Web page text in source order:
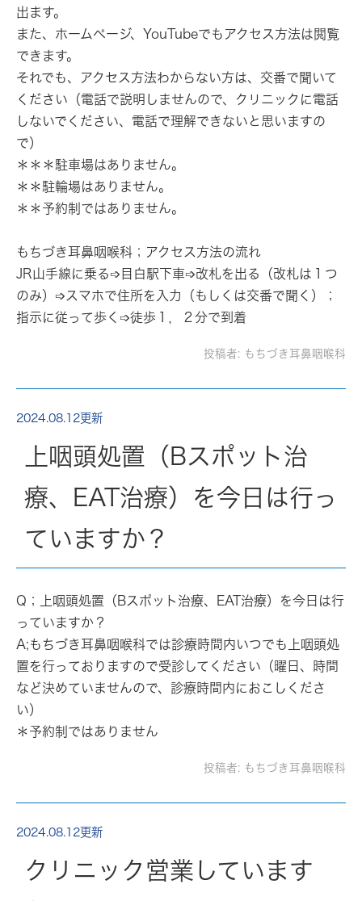
出ます。
また、ホームページ、YouTubeでもアクセス方法は閲覧
できます。
それでも、アクセス方法わからない方は、交番で聞いて
ください（電話で説明しませんので、クリニックに電話
しないでください、電話で理解できないと思いますの
で）
＊＊＊駐車場はありません。
＊＊駐輪場はありません。
＊＊予約制ではありません。
もちづき耳鼻咽喉科；アクセス方法の流れ
JR山手線に乗る➩目白駅下車➩改札を出る（改札は１つ
のみ）➩スマホで住所を入力（もしくは交番で聞く）；
指示に従って歩く➩徒歩１，２分で到着
投稿者: もちづき耳鼻咽喉科
2024.08.12更新
上咽頭処置（Bスポット治
療、EAT治療）を今日は行っ
ていますか？
Q；上咽頭処置（Bスポット治療、EAT治療）を今日は行
っていますか？
A;もちづき耳鼻咽喉科では診療時間内いつでも上咽頭処
置を行っておりますので受診してください（曜日、時間
など決めていませんので、診療時間内におこしくださ
い）
＊予約制ではありません
投稿者: もちづき耳鼻咽喉科
2024.08.12更新
クリニック営業しています